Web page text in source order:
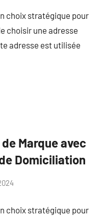
choix stratégique pour
choisir une adresse
adresse est utilisée
Marque avec
Domiciliation
choix stratégique pour